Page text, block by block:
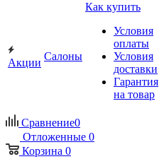
Акции
Салоны
Как купить
Условия
оплаты
Условия
доставки
Гарантия
на товар
Сравнение0
Отложенные 0
Корзина 0